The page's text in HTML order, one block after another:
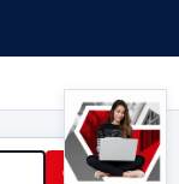
Cerca